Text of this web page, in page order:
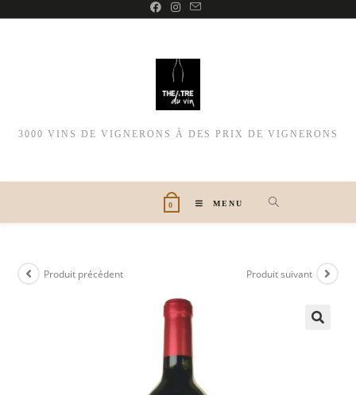
3000 VINS DE VIGNERONS À DES PRIX DE VIGNERONS
0 MENU
Produit précédent Produit suivant